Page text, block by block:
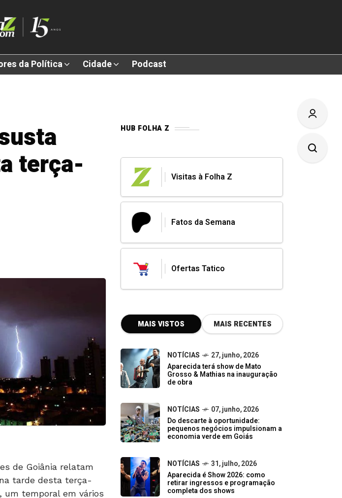
da Política Cidade Podcast
terça-
de Goiânia relatam
tarde desta terça-
um temporal em vários
HUB FOLHA Z
Visitas à Folha Z
Fatos da Semana
Ofertas Tatico
MAIS VISTOS MAIS RECENTES
NOTÍCIAS
27, junho, 2026
Aparecida terá show de Mato
Grosso & Mathias na inauguração
de obra
NOTÍCIAS
07, junho, 2026
Do descarte à oportunidade:
pequenos negócios impulsionam a
economia verde em Goiás
NOTÍCIAS
31, julho, 2026
Aparecida é Show 2026: como
retirar ingressos e programação
completa dos shows